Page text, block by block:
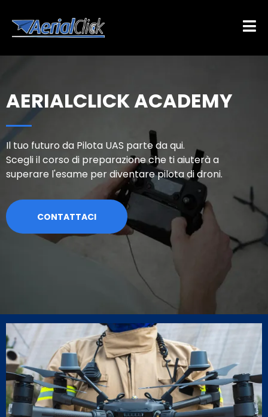
AERIALCLICK ACADEMY
Il tuo futuro da Pilota UAS parte da qui.
Scegli il corso di preparazione che ti aiuterà a
superare l'esame per diventare pilota di droni.
CONTATTACI